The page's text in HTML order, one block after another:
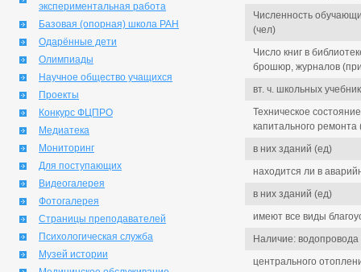
экспериментальная работа
Базовая (опорная) школа РАН
Одарённые дети
Олимпиады
Научное общество учащихся
Проекты
Конкурс ФЦПРО
Медиатека
Мониторинг
Для поступающих
Видеогалерея
Фотогалерея
Страницы преподавателей
Психологическая служба
Музей истории
Численность
(чел)
Число книг в
брошюр, журналов (при
вт. ч. школьных
Техническое
капитального ремонта
в них зданий (ед)
находится ли в
в них зданий (ед)
имеют все виды
Наличие: водопровода
центрального